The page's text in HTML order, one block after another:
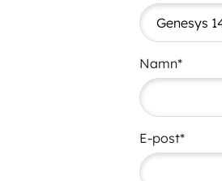
Namn*
E-post*